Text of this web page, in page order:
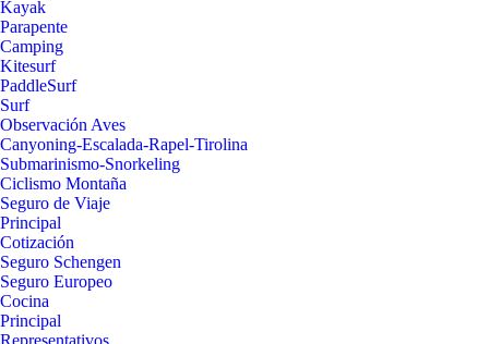
Kayak
Parapente
Camping
Kitesurf
PaddleSurf
Surf
Observación Aves
Canyoning-Escalada-Rapel-Tirolina
Submarinismo-Snorkeling
Ciclismo Montaña
Seguro de Viaje
Principal
Cotización
Seguro Schengen
Seguro Europeo
Cocina
Principal
Representativos